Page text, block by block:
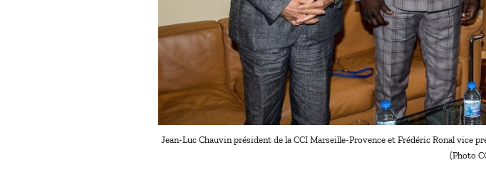
Jean-Luc Chauvin président de la CCI Marseille-Provence et Frédéric Ronal vice
(Photo